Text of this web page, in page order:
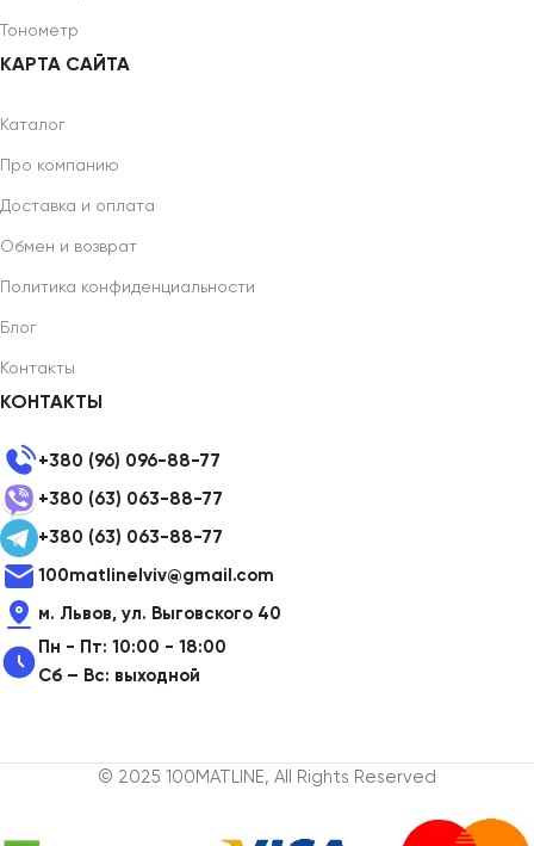
Тонометр
КАРТА САЙТА
Каталог
Про компанию
Доставка и оплата
Обмен и возврат
Политика конфиденциальности
Блог
Контакты
КОНТАКТЫ
+380 (96) 096-88-77
+380 (63) 063-88-77
+380 (63) 063-88-77
100matlinelviv@gmail.com
м. Львов, ул. Выговского 40
Пн - Пт: 10:00 - 18:00
Сб – Вс: выходной
© 2025 100MATLINE, All Rights Reserved